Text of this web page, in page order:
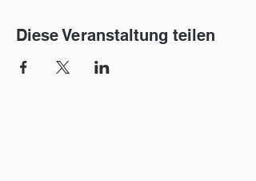
Diese Veranstaltung teilen